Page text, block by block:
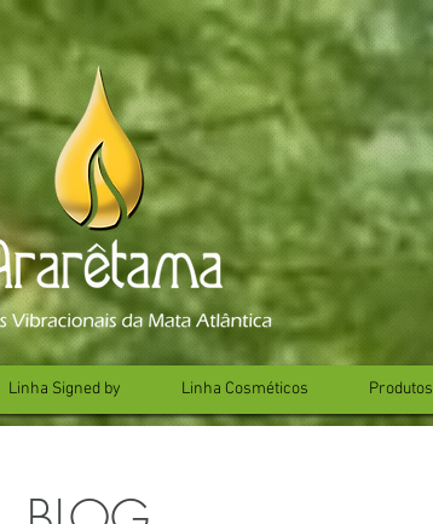
Linha Signed by Linha Cosméticos Produtos